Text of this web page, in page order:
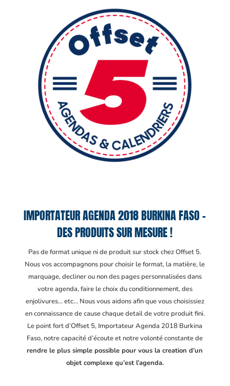
IMPORTATEUR AGENDA 2018 BURKINA FASO –
DES PRODUITS SUR MESURE !
Pas de format unique ni de produit sur stock chez Offset 5.
Nous vos accompagnons pour choisir le format, la matière, le
marquage, decliner ou non des pages personnalisées dans
votre agenda, faire le choix du conditionnement, des
enjolivures… etc… Nous vous aidons afin que vous choisissiez
en connaissance de cause chaque detail de votre produit fini.
Le point fort d’Offset 5, Importateur Agenda 2018 Burkina
Faso, notre capacité d’écoute et notre volonté constante de
rendre le plus simple possible pour vous la creation d’un
objet complexe qu’est l’agenda.